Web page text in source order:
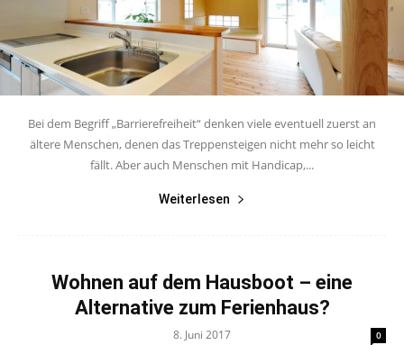
Bei dem Begriff „Barrierefreiheit“ denken viele eventuell zuerst an
ältere Menschen, denen das Treppensteigen nicht mehr so leicht
fällt. Aber auch Menschen mit Handicap,...
Weiterlesen
Wohnen auf dem Hausboot – eine
Alternative zum Ferienhaus?
8. Juni 2017 0